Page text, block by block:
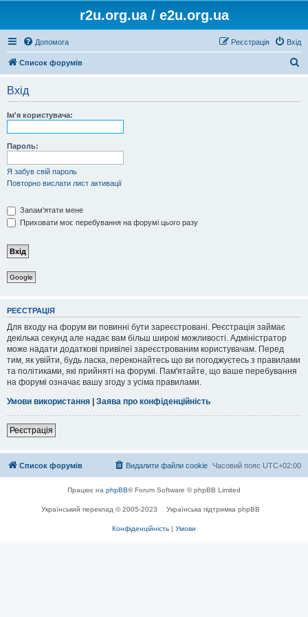
r2u.org.ua / e2u.org.ua
Допомога Вхід
Реєстрація
Список форумів
Вхід
Ім'я користувача:
Пароль:
Я забув свій пароль
Повторно вислати лист активації
Запам'ятати мене
Приховати моє перебування на форумі цього разу
Google
РЕЄСТРАЦІЯ
Для входу на форум ви повинні бути зареєстровані. Реєстрація займає
декілька секунд але надає вам більш широкі можливості. Адміністратор
може надати додаткові привілеї зареєстрованим користувачам. Перед
тим, як увійти, будь ласка, переконайтесь що ви погоджуєтесь з правилами
та політиками, які прийняті на форумі. Пам'ятайте, що ваше перебування
на форумі означає вашу згоду з усіма правилами.
Умови використання | Заява про конфіденційність
Реєстрація
Список форумів Часовий пояс UTC+02:00
Видалити файли cookie
Працює на phpBB® Forum Software © phpBB Limited
Український переклад © 2005-2023 Українська підтримка phpBB
Конфіденційність | Умови